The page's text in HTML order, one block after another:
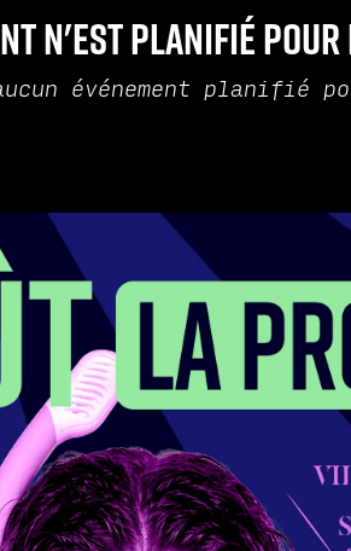
n'est planifié
événement planifié